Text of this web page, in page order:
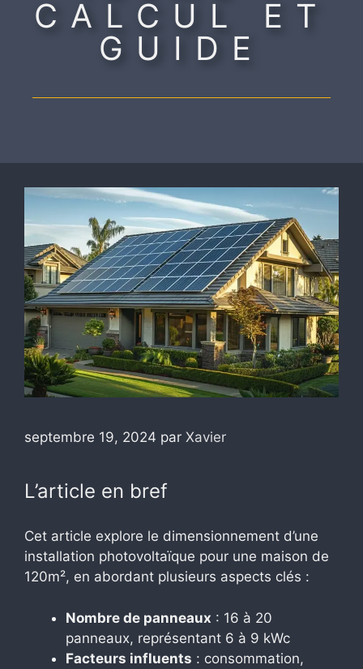
CALCUL ET
GUIDE
septembre 19, 2024 par Xavier
L’article en bref
Cet article explore le dimensionnement d’une
installation photovoltaïque pour une maison de
120m², en abordant plusieurs aspects clés :
Nombre de panneaux : 16 à 20
panneaux, représentant 6 à 9 kWc
Facteurs influents : consommation,